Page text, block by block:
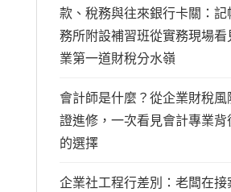
款、稅務與往來銀行卡關：記
務所附設補習班從實務現場看
業第一道財稅分水嶺
會計師是什麼？從企業財稅風
證進修，一次看見會計專業背
的選擇
企業社工程行差別：老闆在接